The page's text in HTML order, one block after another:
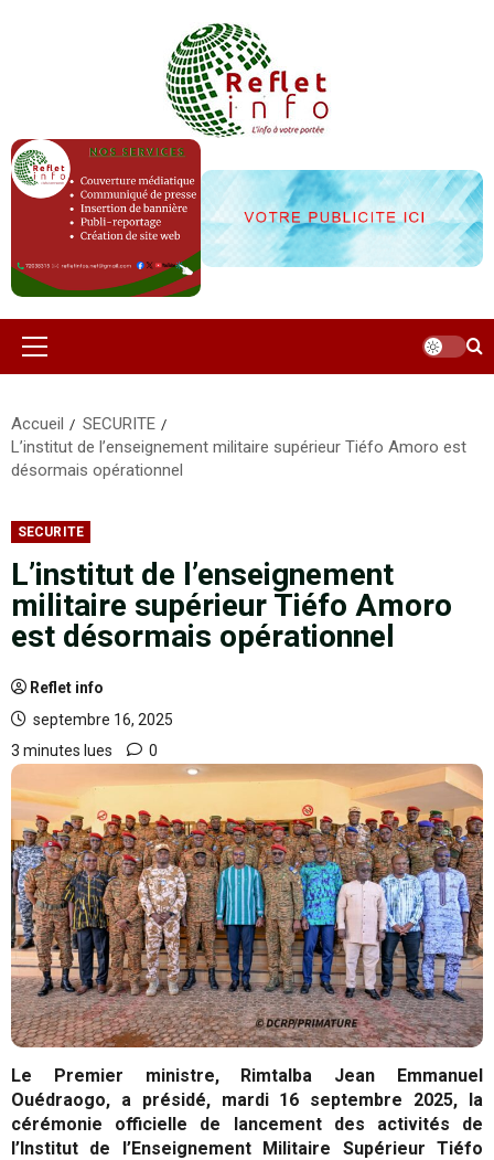
Menu
principal
Accueil
SECURITE
L’institut de l’enseignement militaire supérieur Tiéfo Amoro est
désormais opérationnel
SECURITE
L’institut de l’enseignement
militaire supérieur Tiéfo Amoro
est désormais opérationnel
Reflet info
septembre 16, 2025
3 minutes lues
0
Le Premier ministre, Rimtalba Jean Emmanuel
Ouédraogo, a présidé, mardi 16 septembre 2025, la
cérémonie officielle de lancement des activités de
l’Institut de l’Enseignement Militaire Supérieur Tiéfo